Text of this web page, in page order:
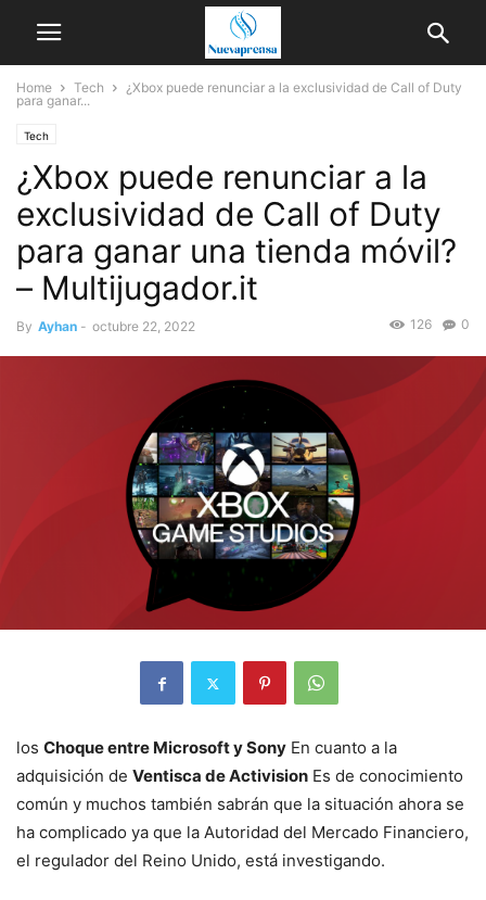
Home Tech
¿Xbox puede renunciar a la exclusividad de Call of Duty
para ganar...
Tech
¿Xbox puede renunciar a la
exclusividad de Call of Duty
para ganar una tienda móvil?
– Multijugador.it
By Ayhan - octubre 22, 2022 0
126
los Choque entre Microsoft y Sony En cuanto a la
adquisición de Ventisca de Activision Es de conocimiento
común y muchos también sabrán que la situación ahora se
ha complicado ya que la Autoridad del Mercado Financiero,
el regulador del Reino Unido, está investigando.